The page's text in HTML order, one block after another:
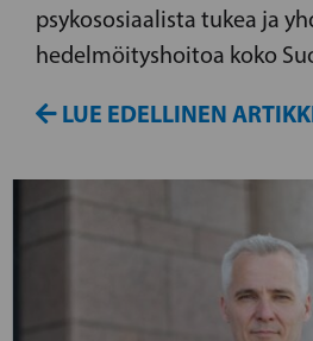
psykososiaalista tukea ja
hedelmöityshoitoa koko
LUE EDELLINEN